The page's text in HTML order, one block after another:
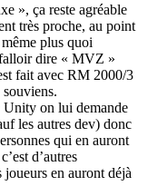
», ça reste agréable
très proche, au point
plus quoi
falloir dire « MVZ »
fait avec RM 2000/3
Unity on lui demande
les autres dev) donc
qui en auront
d’autres
en auront déjà